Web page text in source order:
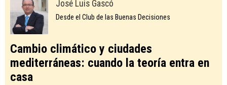
José Luis Gascó
Desde el Club de las Buenas Decisiones
Cambio climático y ciudades
mediterráneas: cuando la teoría entra en
casa